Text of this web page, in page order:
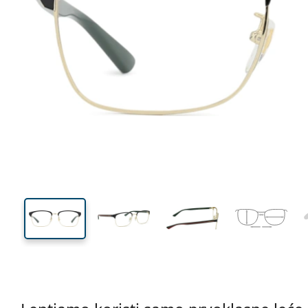
40 mm
Visina leće Širina leće